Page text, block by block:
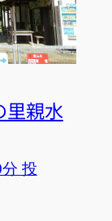
里親水
投